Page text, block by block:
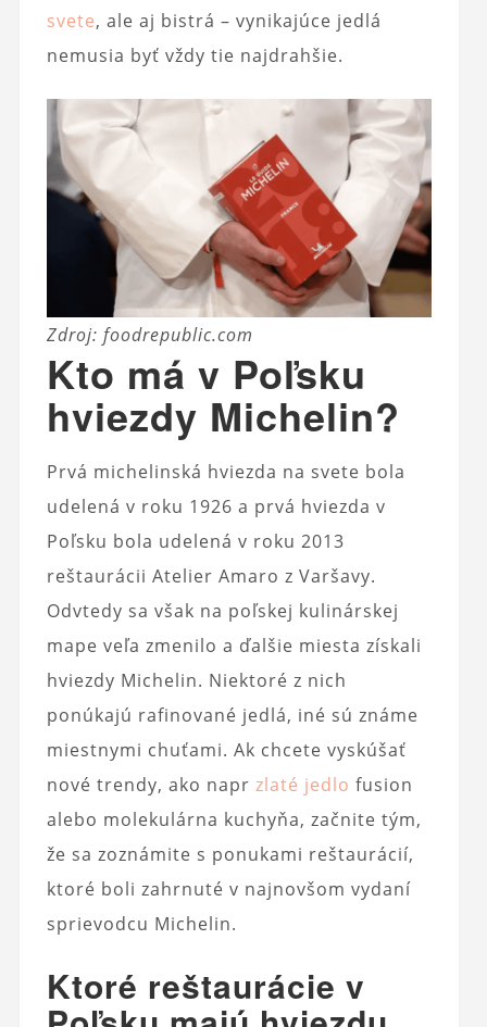
svete, ale aj bistrá – vynikajúce jedlá
nemusia byť vždy tie najdrahšie.
Zdroj: foodrepublic.com
Kto má v Poľsku
hviezdy Michelin?
Prvá michelinská hviezda na svete bola
udelená v roku 1926 a prvá hviezda v
Poľsku bola udelená v roku 2013
reštaurácii Atelier Amaro z Varšavy.
Odvtedy sa však na poľskej kulinárskej
mape veľa zmenilo a ďalšie miesta získali
hviezdy Michelin. Niektoré z nich
ponúkajú rafinované jedlá, iné sú známe
miestnymi chuťami. Ak chcete vyskúšať
nové trendy, ako napr zlaté jedlo fusion
alebo molekulárna kuchyňa, začnite tým,
že sa zoznámite s ponukami reštaurácií,
ktoré boli zahrnuté v najnovšom vydaní
sprievodcu Michelin.
Ktoré reštaurácie v